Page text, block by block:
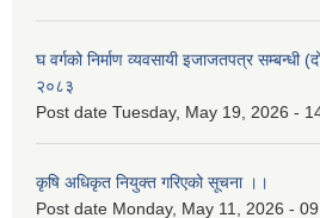
घ वर्गको निर्माण व्यवसायी इजाजतपत्र सम्बन्धी
२०८३
Post date Tuesday, May 19, 2026 -
कृषि अधिकृत नियुक्त गरिएको सूचना ।।
Post date Monday, May 11, 2026 -